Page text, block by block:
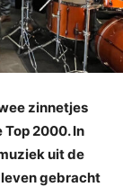
zinnetjes
2000. In
uit de
gebracht